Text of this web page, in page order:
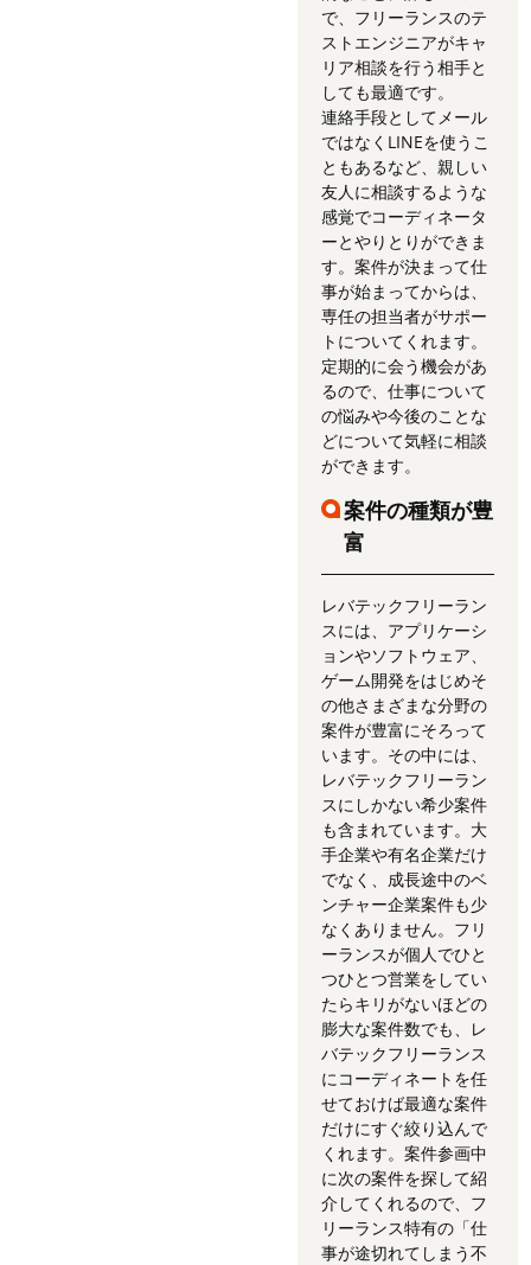
で、フリーランスのテ
ストエンジニアがキャ
リア相談を行う相手と
しても最適です。
連絡手段としてメール
ではなくLINEを使うこ
ともあるなど、親しい
友人に相談するような
感覚でコーディネータ
ーとやりとりができま
す。案件が決まって仕
事が始まってからは、
専任の担当者がサポー
トについてくれます。
定期的に会う機会があ
るので、仕事について
の悩みや今後のことな
どについて気軽に相談
ができます。
案件の種類が豊
富
レバテックフリーラン
スには、アプリケーシ
ョンやソフトウェア、
ゲーム開発をはじめそ
の他さまざまな分野の
案件が豊富にそろって
います。その中には、
レバテックフリーラン
スにしかない希少案件
も含まれています。大
手企業や有名企業だけ
でなく、成長途中のベ
ンチャー企業案件も少
なくありません。フリ
ーランスが個人でひと
つひとつ営業をしてい
たらキリがないほどの
膨大な案件数でも、レ
バテックフリーランス
にコーディネートを任
せておけば最適な案件
だけにすぐ絞り込んで
くれます。案件参画中
に次の案件を探して紹
介してくれるので、フ
リーランス特有の「仕
事が途切れてしまう不